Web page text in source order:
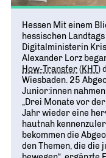
Hessen Mit einem
hessischen
Digitalministerin
Alexander Lorz
How-Transfer(KHT)
Wiesbaden. 25
Junior:innen
„Drei Monate vor
Jahr wieder eine
hautnah
bekommen die
den Themen, die die